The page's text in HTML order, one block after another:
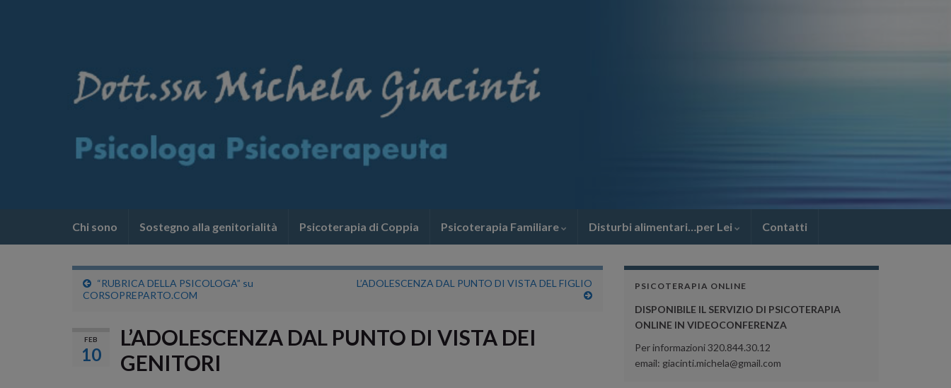
Chi sono Sostegno alla genitorialità Psicoterapia di Coppia Psicoterapia Familiare Disturbi alimentari…per Lei Contatti
“RUBRICA DELLA PSICOLOGA” su
CORSOPREPARTO.COM
L’ADOLESCENZA DAL PUNTO DI VISTA DEL FIGLIO
FEB
10
L’ADOLESCENZA DAL PUNTO DI VISTA DEI
GENITORI
PSICOTERAPIA ONLINE
DISPONIBILE IL SERVIZIO DI PSICOTERAPIA
ONLINE IN VIDEOCONFERENZA
Per informazioni 320.844.30.12
email: giacinti.michela@gmail.com